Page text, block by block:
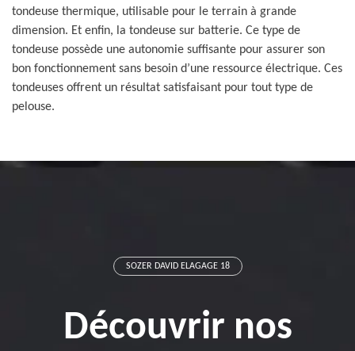
tondeuse thermique, utilisable pour le terrain à grande
dimension. Et enfin, la tondeuse sur batterie. Ce type de
tondeuse possède une autonomie suffisante pour assurer son
bon fonctionnement sans besoin d’une ressource électrique. Ces
tondeuses offrent un résultat satisfaisant pour tout type de
pelouse.
SOZER DAVID ELAGAGE 18
Découvrir nos